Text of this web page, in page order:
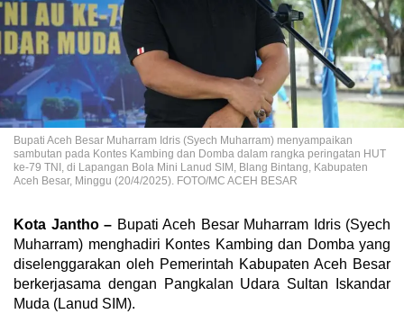
Bupati Aceh Besar Muharram Idris (Syech Muharram) menyampaikan
sambutan pada Kontes Kambing dan Domba dalam rangka peringatan HUT
ke-79 TNI, di Lapangan Bola Mini Lanud SIM, Blang Bintang, Kabupaten
Aceh Besar, Minggu (20/4/2025). FOTO/MC ACEH BESAR
Kota Jantho – Bupati Aceh Besar Muharram Idris (Syech
Muharram) menghadiri Kontes Kambing dan Domba yang
diselenggarakan oleh Pemerintah Kabupaten Aceh Besar
berkerjasama dengan Pangkalan Udara Sultan Iskandar
Muda (Lanud SIM).